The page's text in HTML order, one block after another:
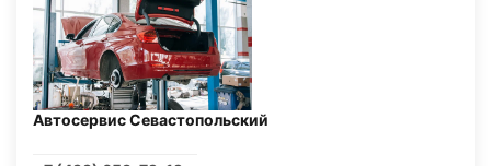
Автосервис Севастопольский